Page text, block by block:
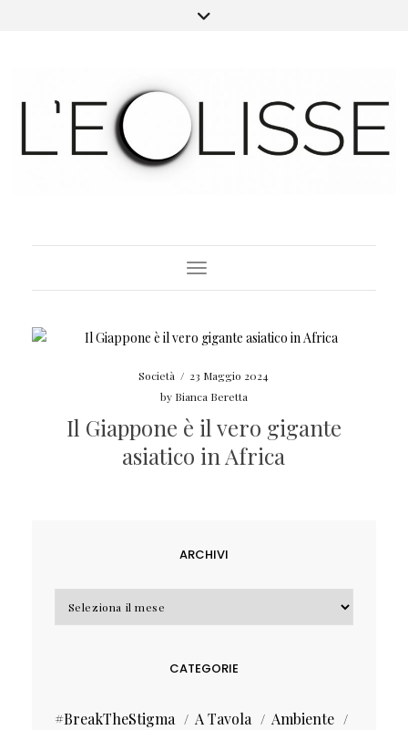
Toggle Navigation
Società / 23 Maggio 2024
by Bianca Beretta
Il Giappone è il vero gigante
asiatico in Africa
ARCHIVI
Archivi
CATEGORIE
#BreakTheStigma A Tavola
Ambiente